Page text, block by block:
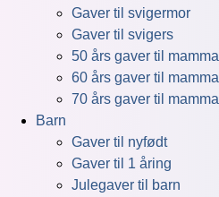
Gaver til svigermor
Gaver til svigers
50 års gaver til mamma
60 års gaver til mamma
70 års gaver til mamma
Barn
Gaver til nyfødt
Gaver til 1 åring
Julegaver til barn